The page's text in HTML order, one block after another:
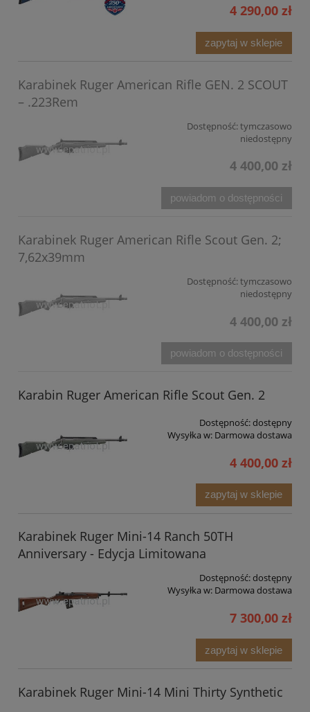
4 290,00 zł
zapytaj w sklepie
Karabinek Ruger American Rifle GEN. 2 SCOUT
– .223Rem
Dostępność:tymczasowo
niedostępny
4 400,00 zł
powiadom o dostępności
Karabinek Ruger American Rifle Scout Gen. 2;
7,62x39mm
Dostępność:tymczasowo
niedostępny
4 400,00 zł
powiadom o dostępności
Karabin Ruger American Rifle Scout Gen. 2
Dostępność:dostępny
Wysyłka w: Darmowa dostawa
4 400,00 zł
zapytaj w sklepie
Karabinek Ruger Mini-14 Ranch 50TH
Anniversary - Edycja Limitowana
Dostępność:dostępny
Wysyłka w: Darmowa dostawa
7 300,00 zł
zapytaj w sklepie
Karabinek Ruger Mini-14 Mini Thirty Synthetic